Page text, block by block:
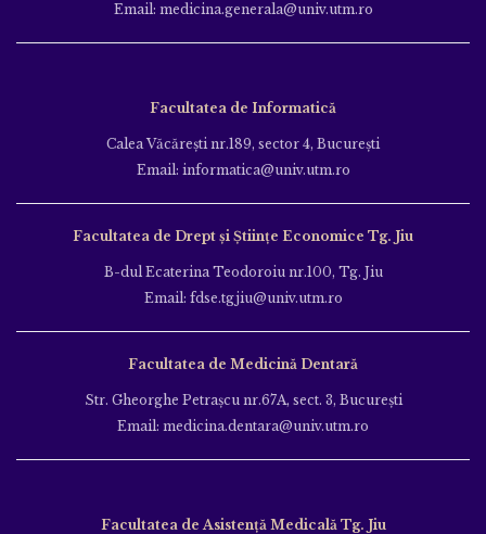
Email: medicina.generala@univ.utm.ro
Facultatea de Informatică
Calea Văcăreşti nr.189, sector 4, Bucureşti
Email: informatica@univ.utm.ro
Facultatea de Drept și Științe Economice Tg. Jiu
B-dul Ecaterina Teodoroiu nr.100, Tg. Jiu
Email: fdse.tgjiu@univ.utm.ro
Facultatea de Medicină Dentară
Str. Gheorghe Petraşcu nr.67A, sect. 3, Bucureşti
Email: medicina.dentara@univ.utm.ro
Facultatea de Asistență Medicală Tg. Jiu